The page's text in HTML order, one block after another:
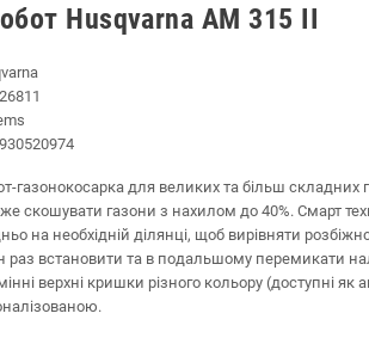
Husqvarna AM 315 II
газонокосарка для великих та більш складних
скошувати газони з нахилом до 40%. Смарт
на необхідній ділянці, щоб вирівняти
раз встановити та в подальшому перемикати
верхні кришки різного кольору (доступні як